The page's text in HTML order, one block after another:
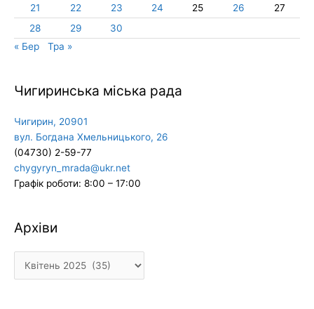
21
22 23 24 25 26
27
28
29
30
« Бер
Тра »
Чигиринська міська рада
Чигирин, 20901
вул. Богдана Хмельницького, 26
(04730) 2-59-77
chygyryn_mrada@ukr.net
Графік роботи: 8:00 – 17:00
Архіви
Архіви